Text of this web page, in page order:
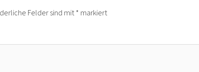
Felder sind mit* markiert